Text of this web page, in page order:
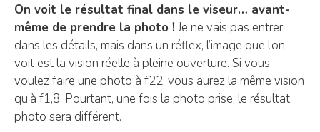
On voit le résultat final dans le viseur… avant-
même de prendre la photo ! Je ne vais pas entrer
dans les détails, mais dans un réflex, l’image que l’on
voit est la vision réelle à pleine ouverture. Si vous
voulez faire une photo à f22, vous aurez la même vision
qu’à f1,8. Pourtant, une fois la photo prise, le résultat
photo sera différent.